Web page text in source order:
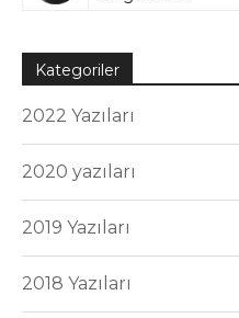
Kategoriler
2022 Yazıları
2020 yazıları
2019 Yazıları
2018 Yazıları